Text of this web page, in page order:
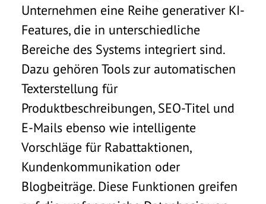
Unternehmen eine Reihe generativer KI-
Features, die in unterschiedliche
Bereiche des Systems integriert sind.
Dazu gehören Tools zur automatischen
Texterstellung für
Produktbeschreibungen, SEO-Titel und
E-Mails ebenso wie intelligente
Vorschläge für Rabattaktionen,
Kundenkommunikation oder
Blogbeiträge. Diese Funktionen greifen